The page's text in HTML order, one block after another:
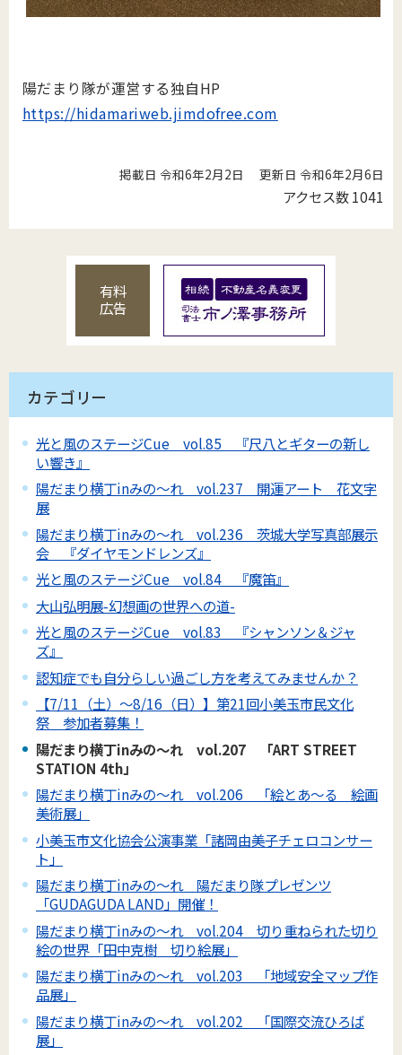
陽だまり隊が運営する独自HP
https://hidamariweb.jimdofree.com
掲載日 令和6年2月2日 更新日 令和6年2月6日
アクセス数1041
有料
広告
カテゴリー
光と風のステージCue vol.85 『尺八とギターの新し
い響き』
陽だまり横丁inみの～れ vol.237 開運アート 花文字
展
陽だまり横丁inみの～れ vol.236 茨城大学写真部展示
会 『ダイヤモンドレンズ』
光と風のステージCue vol.84 『魔笛』
大山弘明展-幻想画の世界への道-
光と風のステージCue vol.83 『シャンソン＆ジャ
ズ』
認知症でも自分らしい過ごし方を考えてみませんか？
【7/11（土）～8/16（日）】第21回小美玉市民文化
祭 参加者募集！
陽だまり横丁inみの～れ vol.207 「ART STREET
STATION 4th」
陽だまり横丁inみの～れ vol.206 「絵とあ～る 絵画
美術展」
小美玉市文化協会公演事業「諸岡由美子チェロコンサー
ト」
陽だまり横丁inみの～れ 陽だまり隊プレゼンツ
「GUDAGUDA LAND」開催！
陽だまり横丁inみの～れ vol.204 切り重ねられた切り
絵の世界「田中克樹 切り絵展」
陽だまり横丁inみの～れ vol.203 「地域安全マップ作
品展」
陽だまり横丁inみの～れ vol.202 「国際交流ひろば
展」